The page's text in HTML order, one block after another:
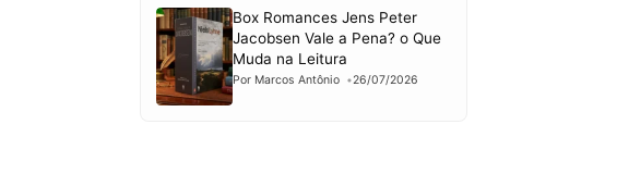
Box Romances Jens Peter
Jacobsen Vale a Pena? o Que
Muda na Leitura
Por Marcos Antônio 26/07/2026